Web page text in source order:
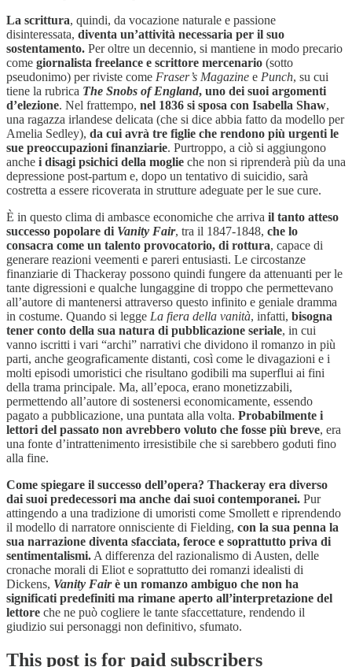
La scrittura, quindi, da vocazione naturale e passione
disinteressata, diventa un’attività necessaria per il suo
sostentamento. Per oltre un decennio, si mantiene in modo precario
come giornalista freelance e scrittore mercenario (sotto
pseudonimo) per riviste come Fraser’s Magazine e Punch, su cui
tiene la rubrica The Snobs of England, uno dei suoi argomenti
d’elezione. Nel frattempo, nel 1836 si sposa con Isabella Shaw,
una ragazza irlandese delicata (che si dice abbia fatto da modello per
Amelia Sedley), da cui avrà tre figlie che rendono più urgenti le
sue preoccupazioni finanziarie. Purtroppo, a ciò si aggiungono
anche i disagi psichici della moglie che non si riprenderà più da una
depressione post-partum e, dopo un tentativo di suicidio, sarà
costretta a essere ricoverata in strutture adeguate per le sue cure.
È in questo clima di ambasce economiche che arriva il tanto atteso
successo popolare di Vanity Fair, tra il 1847-1848, che lo
consacra come un talento provocatorio, di rottura, capace di
generare reazioni veementi e pareri entusiasti. Le circostanze
finanziarie di Thackeray possono quindi fungere da attenuanti per le
tante digressioni e qualche lungaggine di troppo che permettevano
all’autore di mantenersi attraverso questo infinito e geniale dramma
in costume. Quando si legge La fiera della vanità, infatti, bisogna
tener conto della sua natura di pubblicazione seriale, in cui
vanno iscritti i vari “archi” narrativi che dividono il romanzo in più
parti, anche geograficamente distanti, così come le divagazioni e i
molti episodi umoristici che risultano godibili ma superflui ai fini
della trama principale. Ma, all’epoca, erano monetizzabili,
permettendo all’autore di sostenersi economicamente, essendo
pagato a pubblicazione, una puntata alla volta. Probabilmente i
lettori del passato non avrebbero voluto che fosse più breve, era
una fonte d’intrattenimento irresistibile che si sarebbero goduti fino
alla fine.
Come spiegare il successo dell’opera? Thackeray era diverso
dai suoi predecessori ma anche dai suoi contemporanei. Pur
attingendo a una tradizione di umoristi come Smollett e riprendendo
il modello di narratore onnisciente di Fielding, con la sua penna la
sua narrazione diventa sfacciata, feroce e soprattutto priva di
sentimentalismi. A differenza del razionalismo di Austen, delle
cronache morali di Eliot e soprattutto dei romanzi idealisti di
Dickens, Vanity Fairè un romanzo ambiguo che non ha
significati predefiniti ma rimane aperto all’interpretazione del
lettore che ne può cogliere le tante sfaccettature, rendendo il
giudizio sui personaggi non definitivo, sfumato.
This post is for paid subscribers